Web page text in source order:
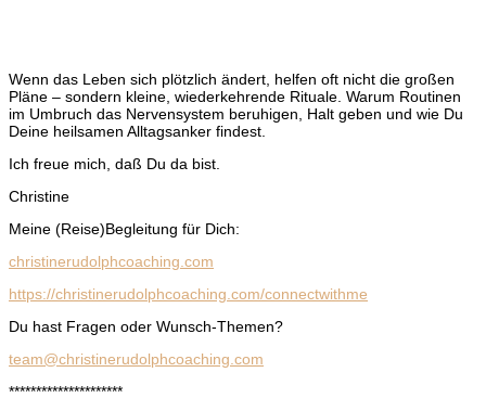
Wenn das Leben sich plötzlich ändert, helfen oft nicht die großen
Pläne – sondern kleine, wiederkehrende Rituale. Warum Routinen
im Umbruch das Nervensystem beruhigen, Halt geben und wie Du
Deine heilsamen Alltagsanker findest.
Ich freue mich, daß Du da bist.
Christine
Meine (Reise)Begleitung für Dich:
christinerudolphcoaching.com
https://christinerudolphcoaching.com/connectwithme
Du hast Fragen oder Wunsch-Themen?
team@christinerudolphcoaching.com
*********************